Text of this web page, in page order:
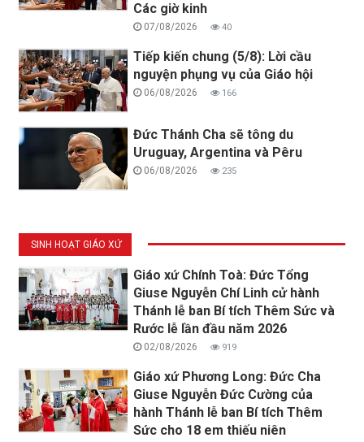
Các giờ kinh
07/08/2026 40
Tiếp kiến chung (5/8): Lời cầu
nguyện phụng vụ của Giáo hội
06/08/2026 166
Đức Thánh Cha sẽ tông du
Uruguay, Argentina và Pêru
06/08/2026 235
SINH HOẠT GIÁO XỨ
Giáo xứ Chính Toà: Đức Tổng
Giuse Nguyễn Chí Linh cử hành
Thánh lễ ban Bí tích Thêm Sức và
Rước lễ lần đầu năm 2026
02/08/2026 919
Giáo xứ Phương Long: Đức Cha
Giuse Nguyễn Đức Cường của
hành Thánh lễ ban Bí tích Thêm
Sức cho 18 em thiếu niên